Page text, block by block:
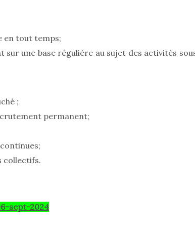
en tout temps;
une base régulière au sujet des activités
;
permanent;
collectifs.
sept-2024